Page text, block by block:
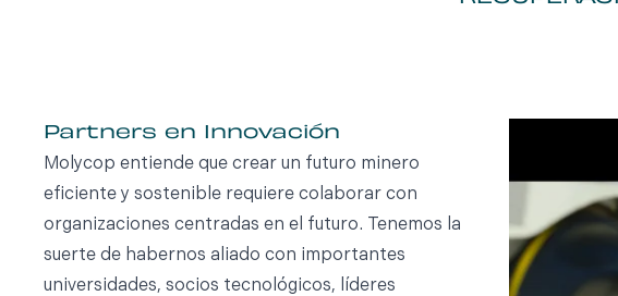
Partners en Innovación
Molycop entiende que crear un futuro minero
eficiente y sostenible requiere colaborar con
organizaciones centradas en el futuro. Tenemos la
suerte de habernos aliado con importantes
universidades, socios tecnológicos, líderes